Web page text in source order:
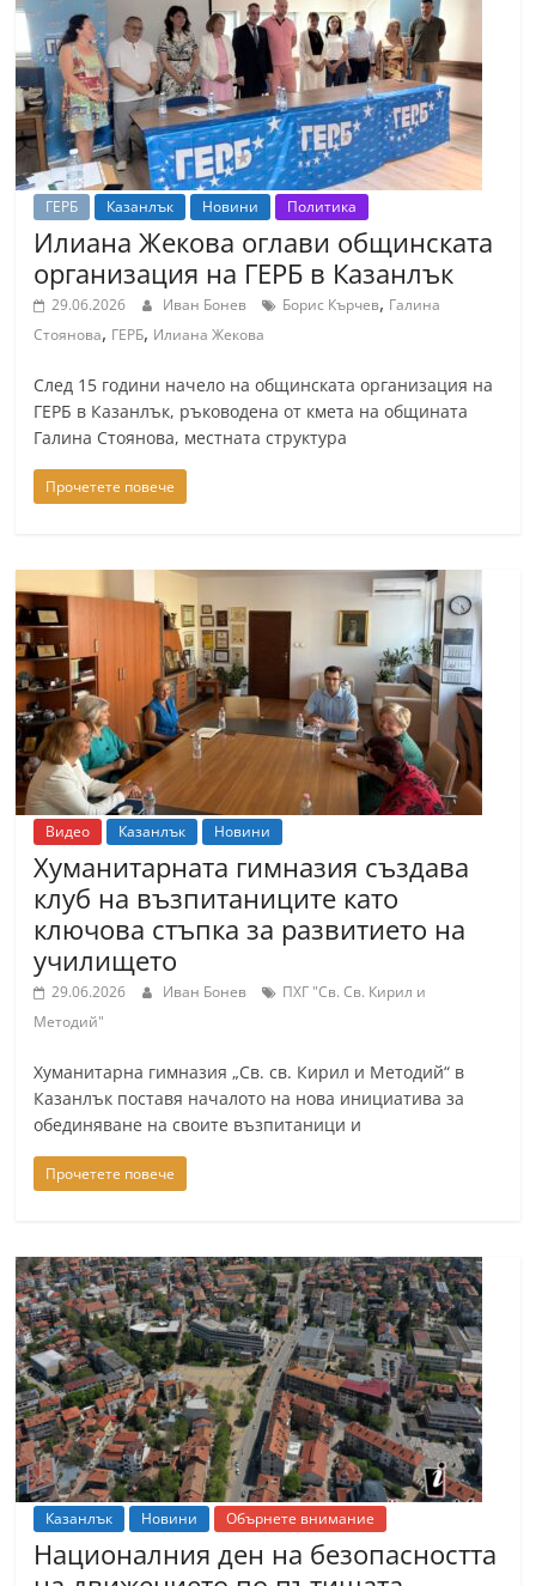
К
а
з
а
н
л
ъ
к
и
б
л
с
т
а
а
З
а
г
о
р
а
–
k
a
n
l
a
k
i
n
f
o
,
k
a
z
a
n
ГЕРБ Казанлък Новини Политика
Илиана Жекова оглави общинската
организация на ГЕРБ в Казанлък
29.06.2026 Иван Бонев Борис Кърчев, Галина
Стоянова, ГЕРБ, Илиана Жекова
След 15 години начело на общинската организация на
ГЕРБ в Казанлък, ръководена от кмета на общината
Галина Стоянова, местната структура
Прочетете повече
Видео Казанлък Новини
Хуманитарната гимназия създава
клуб на възпитаниците като
ключова стъпка за развитието на
училището
29.06.2026 Иван Бонев
ПХГ "Св. Св. Кирил и
Методий"
Хуманитарна гимназия „Св. св. Кирил и Методий“ в
Казанлък поставя началото на нова инициатива за
обединяване на своите възпитаници и
Прочетете повече
Казанлък Новини Обърнете внимание
Националния ден на безопасността